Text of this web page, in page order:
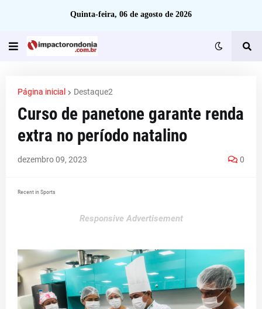
Quinta-feira, 06 de agosto de 2026
Página inicial Destaque2
Curso de panetone garante renda
extra no período natalino
dezembro 09, 2023 0
Recent in Sports
Responsive Advertisement